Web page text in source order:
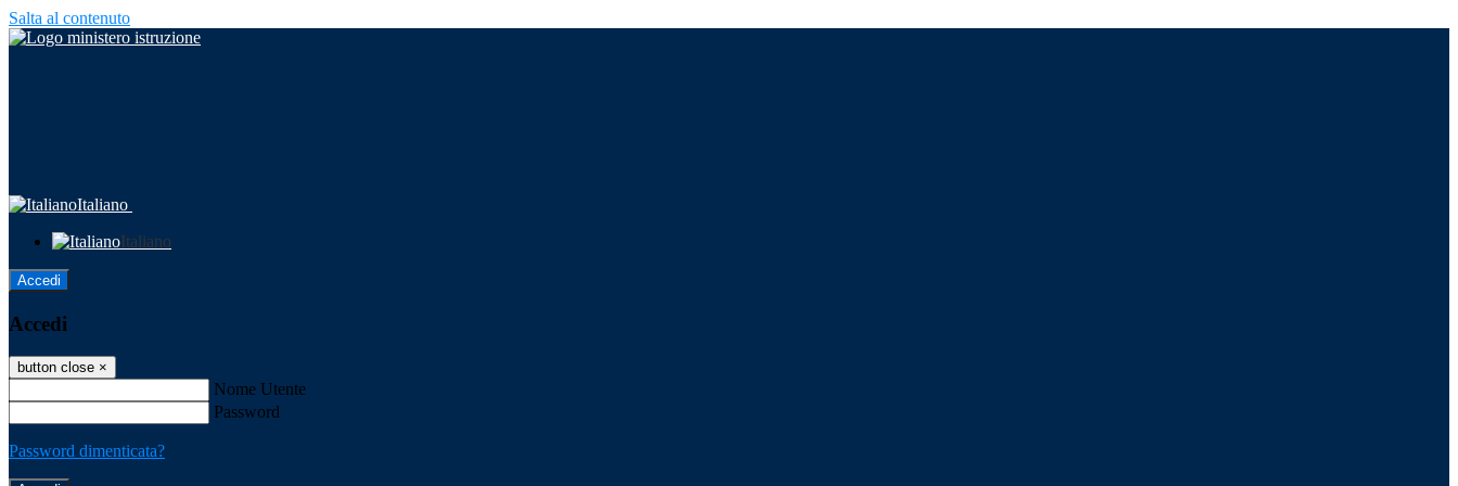
Salta al contenuto
Italiano
Italiano
Accedi
Accedi
button close ×
Nome Utente
Password
Password dimenticata?